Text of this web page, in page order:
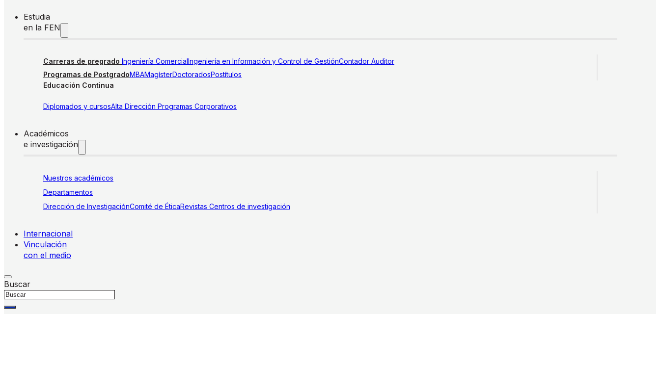
Estudia
en la FEN
Carreras de pregrado Ingeniería ComercialIngeniería en Información y Control de GestiónContador Auditor
Programas de PostgradoMBAMagísterDoctoradosPostítulos
Educación Continua
Diplomados y cursosAlta Dirección Programas Corporativos
Académicos
e investigación
Nuestros académicos
Departamentos
Dirección de InvestigaciónComité de ÉticaRevistas Centros de investigación
Internacional
Vinculación
con el medio
Buscar